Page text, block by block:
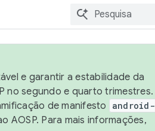
e garantir a estabilidade da
no segundo e quarto trimestres.
de manifesto
android-
AOSP. Para mais informações,